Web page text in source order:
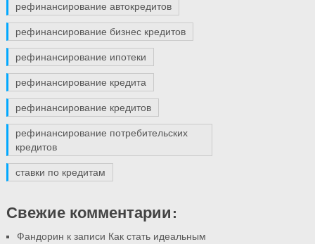
рефинансирование автокредитов
рефинансирование бизнес кредитов
рефинансирование ипотеки
рефинансирование кредита
рефинансирование кредитов
рефинансирование потребительских
кредитов
ставки по кредитам
Свежие комментарии:
Фандорин к записи Как стать идеальным